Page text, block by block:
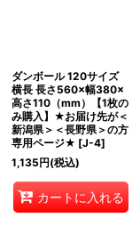
ダンボール 120サイズ
横長 長さ560×幅380×
高さ110（mm）【1枚の
み購入】★お届け先が＜
新潟県＞＜長野県＞の方
専用ページ★ [J-4]
1,135円(税込)
カートに入れる